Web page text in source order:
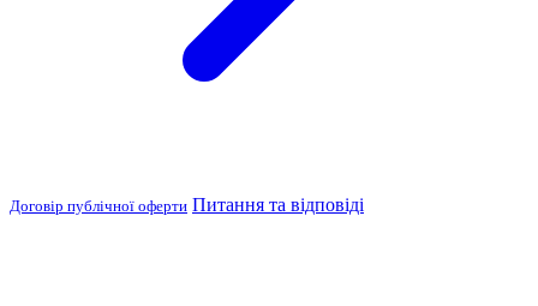
Договір публічної оферти Питання та відповіді